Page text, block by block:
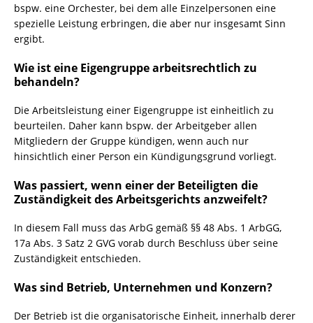
bspw. eine Orchester, bei dem alle Einzelpersonen eine
spezielle Leistung erbringen, die aber nur insgesamt Sinn
ergibt.
Wie ist eine Eigengruppe arbeitsrechtlich zu
behandeln?
Die Arbeitsleistung einer Eigengruppe ist einheitlich zu
beurteilen. Daher kann bspw. der Arbeitgeber allen
Mitgliedern der Gruppe kündigen, wenn auch nur
hinsichtlich einer Person ein Kündigungsgrund vorliegt.
Was passiert, wenn einer der Beteiligten die
Zuständigkeit des Arbeitsgerichts anzweifelt?
In diesem Fall muss das ArbG gemäß §§ 48 Abs. 1 ArbGG,
17a Abs. 3 Satz 2 GVG vorab durch Beschluss über seine
Zuständigkeit entschieden.
Was sind Betrieb, Unternehmen und Konzern?
Der Betrieb ist die organisatorische Einheit, innerhalb derer